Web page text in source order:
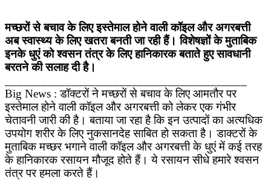
मच्छरों से बचाव के लिए इस्तेमाल होने वाली कॉइल और अगरबत्ती
अब स्वास्थ्य के लिए खतरा बनती जा रही हैं। विशेषज्ञों के मुताबिक
इनके धुएं को श्वसन तंत्र के लिए हानिकारक बताते हुए सावधानी
बरतने की सलाह दी है।
Big News : डॉक्टरों ने मच्छरों से बचाव के लिए आमतौर पर
इस्तेमाल होने वाली कॉइल और अगरबत्ती को लेकर एक गंभीर
चेतावनी जारी की है। बताया जा रहा है कि इन उत्पादों का अत्यधिक
उपयोग शरीर के लिए नुकसानदेह साबित हो सकता है। डाक्टरों के
मुताबिक मच्छर भगाने वाली कॉइल और अगरबत्ती के धुएं में कई तरह
के हानिकारक रसायन मौजूद होते हैं। ये रसायन सीधे हमारे श्वसन
तंत्र पर हमला करते हैं।